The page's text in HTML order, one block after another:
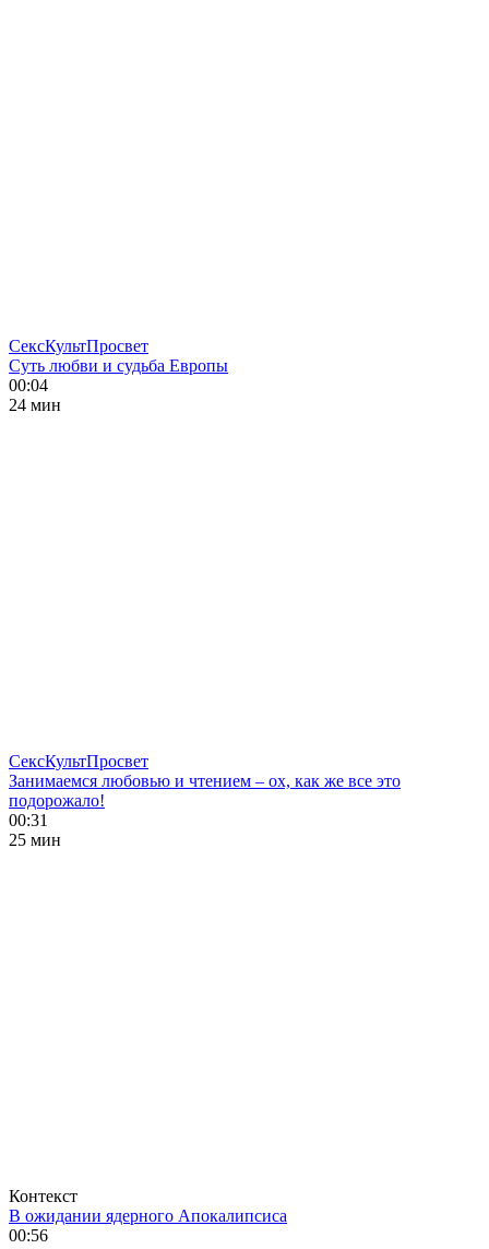
СексКультПросвет
Суть любви и судьба Европы
00:04
24 мин
СексКультПросвет
Занимаемся любовью и чтением – ох, как же все это
подорожало!
00:31
25 мин
Контекст
В ожидании ядерного Апокалипсиса
00:56